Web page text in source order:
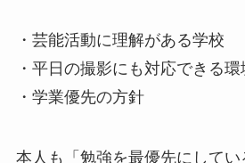
・芸能活動に理解がある学校
・平日の撮影にも対応できる環
・学業優先の方針
本人も「勉強を最優先にして